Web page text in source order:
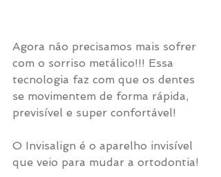
Agora não precisamos mais sofrer
com o sorriso metálico!!! Essa
tecnologia faz com que os dentes
se movimentem de forma rápida,
previsível e super confortável!
O Invisalign é o aparelho invisível
que veio para mudar a ortodontia!